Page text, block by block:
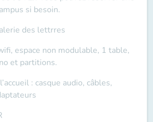
si besoin.
des lettrres
espace non modulable, 1 table,
et partitions.
: casque audio, câbles,